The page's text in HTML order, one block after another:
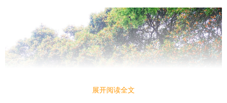
展开阅读全文